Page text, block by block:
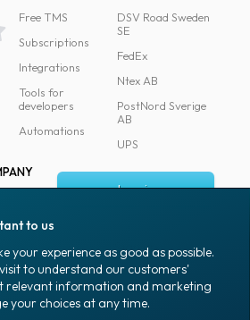
Free TMS
Subscriptions
Integrations
Tools for
developers
Automations
DSV Road Sweden
SE
FedEx
Ntex AB
PostNord Sverige
AB
UPS
career
archive
Log in
Sign up
to us
your experience as good as possible.
to understand our customers'
relevant information and marketing
your choices at any time.